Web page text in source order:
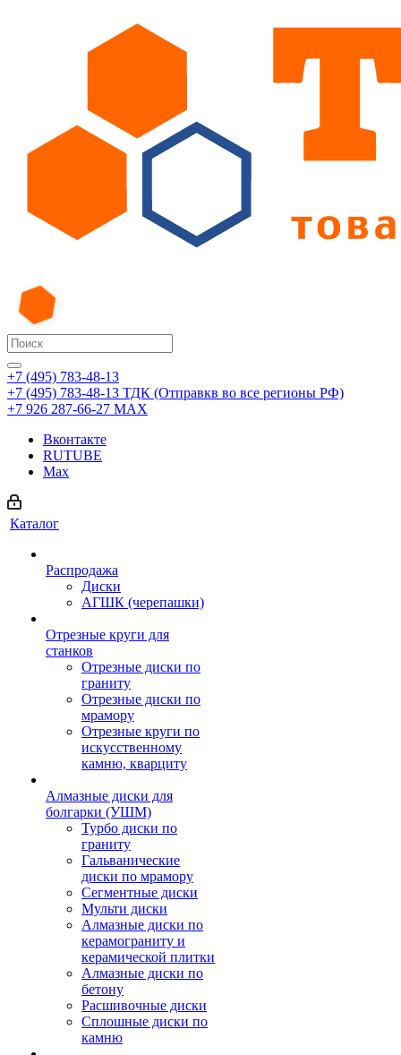
+7 (495) 783-48-13
+7 (495) 783-48-13 ТДК (Отправкв во все регионы РФ)
+7 926 287-66-27 МАХ
Вконтакте
RUTUBE
Max
Каталог
Распродажа
Диски
АГШК (черепашки)
Отрезные круги для
станков
Отрезные диски по
граниту
Отрезные диски по
мрамору
Отрезные круги по
искусственному
камню, кварциту
Алмазные диски для
болгарки (УШМ)
Турбо диски по
граниту
Гальванические
диски по мрамору
Сегментные диски
Мульти диски
Алмазные диски по
керамограниту и
керамической плитки
Алмазные диски по
бетону
Расшивочные диски
Сплошные диски по
камню